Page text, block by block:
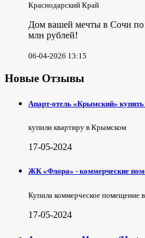
Краснодарский Край
Дом вашей мечты в Сочи
млн рублей!
06-04-2026 13:15
Новые Отзывы
Апарт-отель «Крымский»
купили квартиру в Крымском
17-05-2024
ЖК «Флора» - коммерческие
Купила коммерческое помещение
17-05-2024